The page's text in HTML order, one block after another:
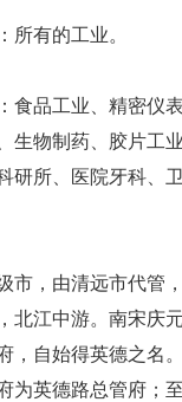
所有的工业。
食品工业、精密仪
生物制药、胶片工
研所、医院牙科、
市，由清远市代管
北江中游。南宋庆
，自始得英德之名
为英德路总管府；